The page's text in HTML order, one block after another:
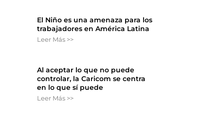
El Niño es una amenaza para los
trabajadores en América Latina
Leer Más >>
Al aceptar lo que no puede
controlar, la Caricom se centra
en lo que sí puede
Leer Más >>